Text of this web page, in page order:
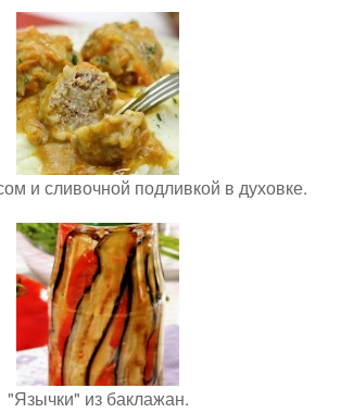
и сливочной подливкой в духовке.
"Язычки" из баклажан.